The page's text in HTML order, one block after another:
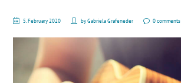
5. February 2020 byGabriela Grafeneder 0 comments